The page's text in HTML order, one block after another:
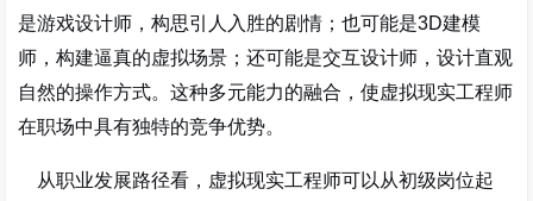
是游戏设计师，构思引人入胜的剧情；也可能是3D建模
师，构建逼真的虚拟场景；还可能是交互设计师，设计直观
自然的操作方式。这种多元能力的融合，使虚拟现实工程师
在职场中具有独特的竞争优势。
从职业发展路径看，虚拟现实工程师可以从初级岗位起